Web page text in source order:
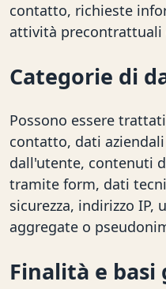
contatto, richieste
attività precontrattuali
Categorie di
Possono essere
contatto, dati
dall'utente, contenuti
tramite form, dati
sicurezza, indirizzo IP,
aggregate o
Finalità e